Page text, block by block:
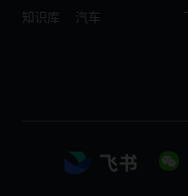
知识库 汽车